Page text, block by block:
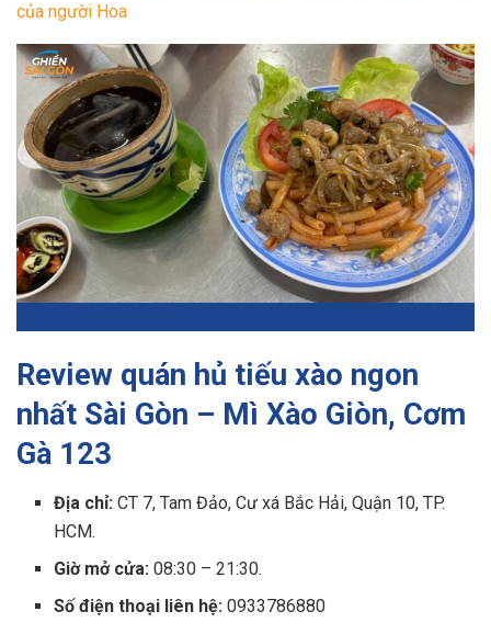
của người Hoa
Review quán hủ tiếu xào ngon
nhất Sài Gòn – Mì Xào Giòn, Cơm
Gà 123
Địa chỉ: CT 7, Tam Đảo, Cư xá Bắc Hải, Quận 10, TP.
HCM.
Giờ mở cửa: 08:30 – 21:30.
Số điện thoại liên hệ:0933786880